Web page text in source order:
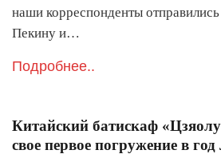
наши корреспонденты
Пекину и…
Подробнее..
Китайский батискаф
свое первое погружение в